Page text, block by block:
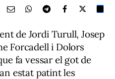
de Jordi Turull, Josep
Forcadell i Dolors
fa vessar el got de
estat patint les